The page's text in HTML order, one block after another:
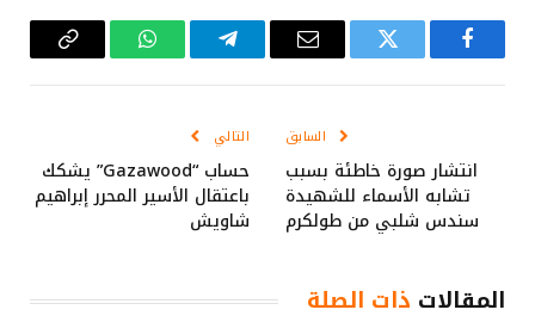
فيسبوك تويتر
البريد
تيلقرام واتساب Copy
السابق
انتشار صورة خاطئة بسبب
تشابه الأسماء للشهيدة
سندس شلبي من طولكرم
التالي
حساب “Gazawood” يشكك
باعتقال الأسير المحرر إبراهيم
شاويش
المقالات ذات الصلة